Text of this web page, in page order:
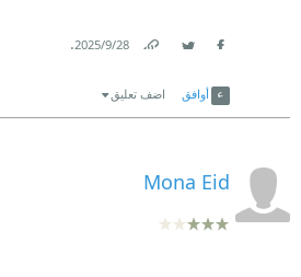
28‏/9‏/2025
.
أوافق اضف تعليق
Mona Eid